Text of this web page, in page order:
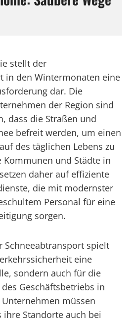
stellt der
in den Wintermonaten eine
dar. Die
der Region sind
dass die Straßen und
befreit werden, um einen
des täglichen Lebens zu
Kommunen und Städte in
daher auf effiziente
die mit modernster
Personal für eine
sorgen.
Schneeabtransport spielt
eine
sondern auch für die
Geschäftsbetriebs in
müssen
ihre Standorte auch bei